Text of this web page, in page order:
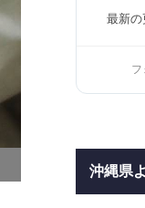
最新の
フ
沖縄県